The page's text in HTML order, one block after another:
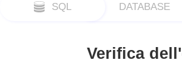
SQL DATABASE
Verifica